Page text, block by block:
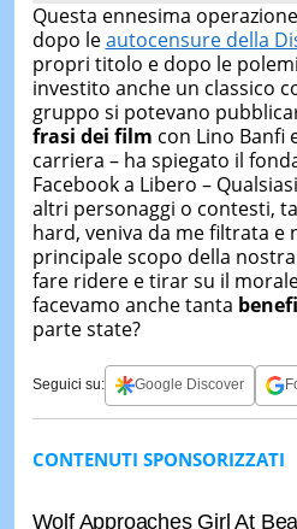
Questa ennesima
dopo leautocensure della
propri titolo e dopo le
investito anche un classico
gruppo si potevano
frasi dei film con Lino Banfi
carriera – ha spiegato il
Facebook a Libero –
altri personaggi o contesti,
hard, veniva da me filtrata e
principale scopo della
fare ridere e tirar su il
facevamo anche tanta
parte state?
Seguici su: Google Discover